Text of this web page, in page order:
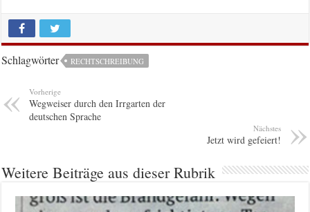
Schlagwörter RECHTSCHREIBUNG
Vorherige
Wegweiser durch den Irrgarten der
deutschen Sprache
Nächstes
Jetzt wird gefeiert!
Weitere Beiträge aus dieser Rubrik